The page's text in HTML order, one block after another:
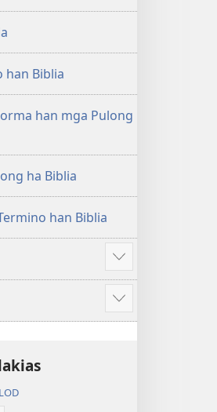
o
nga
Kalibotan
nga
Hubad
han
han Biblia
han mga Pulong
ha Biblia
han Biblia
Ipakita
an
dugang
Ipakita
an